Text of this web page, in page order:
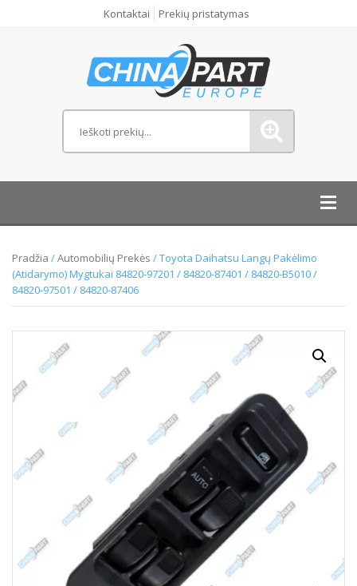
Kontaktai Prekių pristatymas
Pradžia /Automobilių Prekės / Toyota Daihatsu Langų Pakėlimo
(Atidarymo) Mygtukai 84820-97201 / 84820-87401 / 84820-B5010 /
84820-97501 / 84820-87406